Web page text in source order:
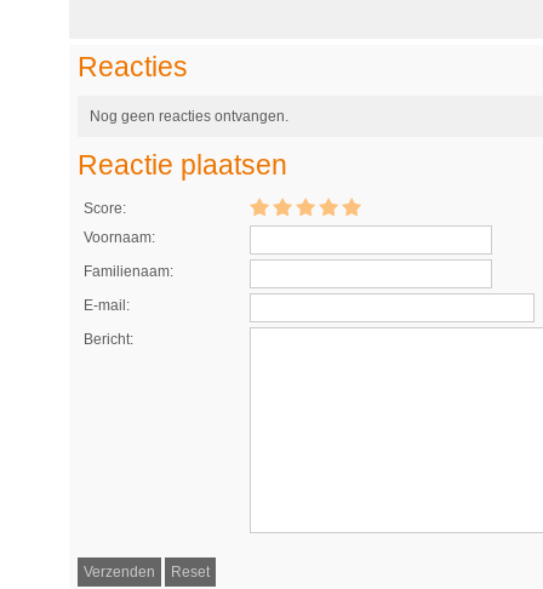
Reacties
Nog geen reacties ontvangen.
Reactie plaatsen
Score:
Voornaam:
Familienaam:
E-mail:
Bericht: